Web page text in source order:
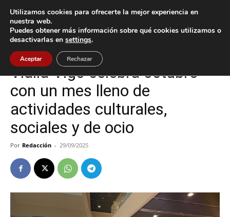
Inicio Cultura / Ocio
Cultura / Ocio Vigo
Vialia Vigo celebra octubre
con un mes lleno de
actividades culturales,
sociales y de ocio
Por Redacción - 29/09/2025
Utilizamos cookies para ofrecerte la mejor experiencia en
nuestra web.
Puedes obtener más información sobre qué cookies utilizamos o
desactivarlas en settings.
Aceptar Rechazar